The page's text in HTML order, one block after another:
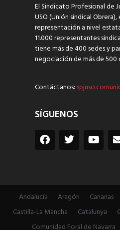
El Sindicato Profesional de
USO (Unión sindical
representación a nivel
11.000 representantes
tiene más de 400 sedes y
negociación de más de
Contáctanos:
SÍGUENOS
Andalucía Aragón Canarias
Castilla-La Mancha
Catalunya
Comunidad Foral de Navarra